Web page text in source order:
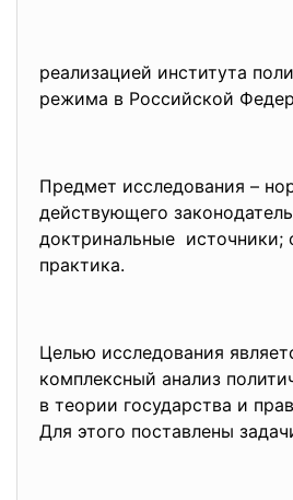
реализацией института
режима в Российской
Предмет исследования –
действующего
доктринальные источники;
практика.
Целью исследования
комплексный анализ
в теории государства и
Для этого поставлены